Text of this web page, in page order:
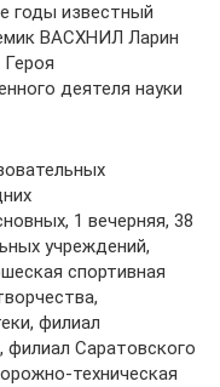
годы известный
ВАСХНИЛ Ларин
деятеля науки
1 вечерняя, 38
учреждений,
спортивная
филиал
филиал Саратовского
техническая